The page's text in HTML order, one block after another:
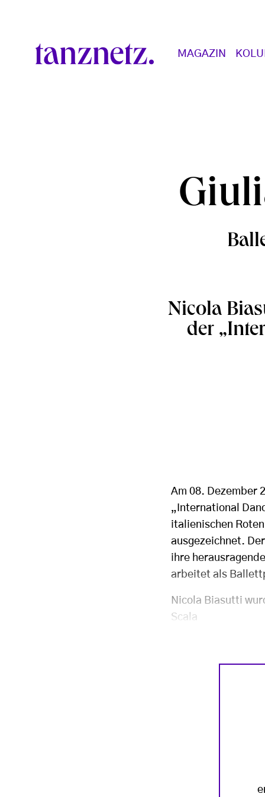
Main navigation
MAGAZIN
Nicola
der
Am 08. Dezember
„International
italienischen
ausgezeichnet.
ihre
arbeitet als
Nicola Biasutti
Scala